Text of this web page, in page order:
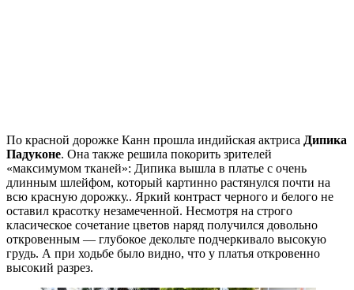
По красной дорожке Канн прошла индийская актриса Дипика
Падуконе. Она также решила покорить зрителей
«максимумом тканей»: Дипика вышла в платье с очень
длинным шлейфом, который картинно растянулся почти на
всю красную дорожку.. Яркий контраст черного и белого не
оставил красотку незамеченной. Несмотря на строго
класическое сочетание цветов наряд получился довольно
откровенным — глубокое декольте подчеркивало высокую
грудь. А при ходьбе было видно, что у платья откровенно
высокий разрез.